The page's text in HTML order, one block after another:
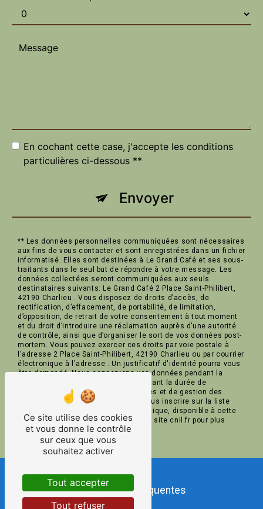
En cochant cette case, j'accepte les conditions
particulières ci-dessous **
Envoyer
** Les données personnelles communiquées sont nécessaires
aux fins de vous contacter et sont enregistrées dans un fichier
informatisé. Elles sont destinées à Le Grand Café et ses sous-
traitants dans le seul but de répondre à votre message. Les
données collectées seront communiquées aux seuls
destinataires suivants: Le Grand Café 2 Place Saint-Philibert,
42190 Charlieu . Vous disposez de droits d’accès, de
rectification, d’effacement, de portabilité, de limitation,
d’opposition, de retrait de votre consentement à tout moment
et du droit d’introduire une réclamation auprès d’une autorité
de contrôle, ainsi que d’organiser le sort de vos données post-
mortem. Vous pouvez exercer ces droits par voie postale à
l'adresse 2 Place Saint-Philibert, 42190 Charlieu ou par courrier
électronique à l'adresse . Un justificatif d'identité pourra vous
être demandé. Nous conservons vos données pendant la
période de prise de contact puis pendant la durée de
prescription légale aux fins probatoires et de gestion des
contentieux. Vous avez le droit de vous inscrire sur la liste
d'opposition au démarchage téléphonique, disponible à cette
adresse:Bloctel.gouv.fr. Consultez le site cnil.fr pour plus
d’informations sur vos droits.
Recherches fréquentes
Ce site utilise des cookies
et vous donne le contrôle
sur ceux que vous
souhaitez activer
Tout accepter
Tout refuser